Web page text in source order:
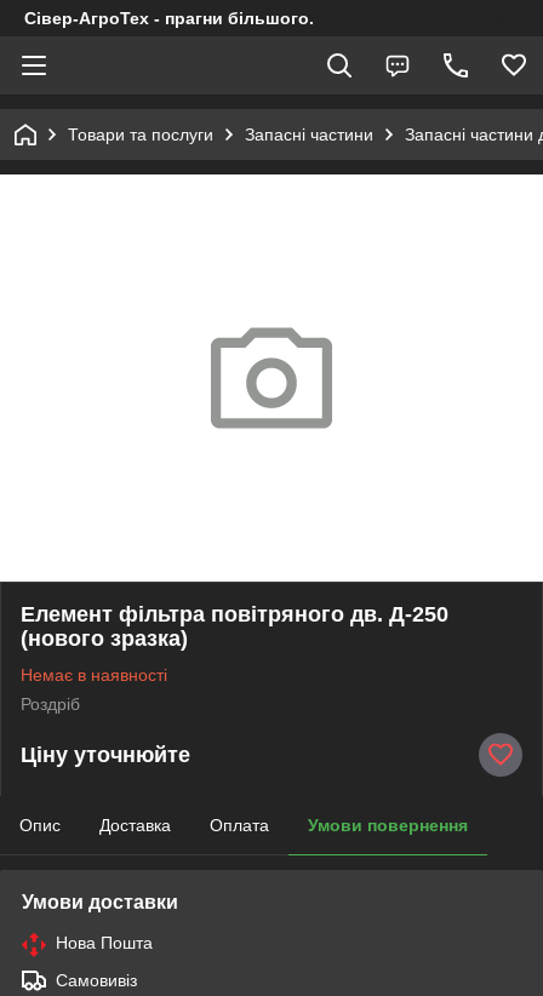
Сівер-АгроТех - прагни більшого.
Товари та послуги Запасні частини Запасні частини
Елемент фільтра повітряного дв. Д-250
(нового зразка)
Немає в наявності
Роздріб
Ціну уточнюйте
Опис Доставка Оплата Умови повернення
Умови доставки
Нова Пошта
Самовивіз